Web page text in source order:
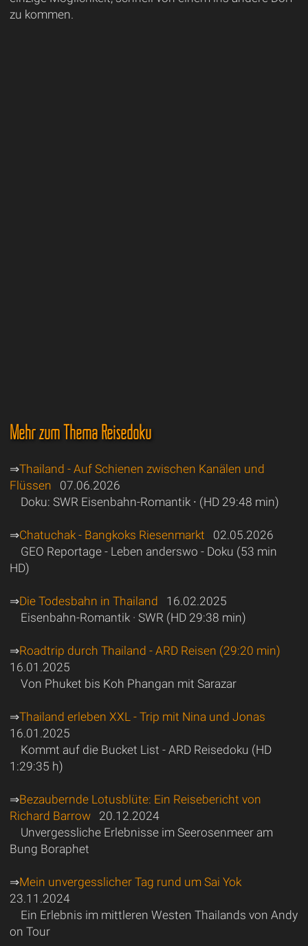
zu kommen.
Mehr zum Thema Reisedoku
⇒Thailand - Auf Schienen zwischen Kanälen und
Flüssen 07.06.2026
Doku: SWR Eisenbahn-Romantik ∙ (HD 29:48 min)
⇒Chatuchak - Bangkoks Riesenmarkt 02.05.2026
GEO Reportage - Leben anderswo - Doku (53 min
HD)
⇒Die Todesbahn in Thailand 16.02.2025
Eisenbahn-Romantik · SWR (HD 29:38 min)
⇒Roadtrip durch Thailand - ARD Reisen (29:20 min)
16.01.2025
Von Phuket bis Koh Phangan mit Sarazar
⇒Thailand erleben XXL - Trip mit Nina und Jonas
16.01.2025
Kommt auf die Bucket List - ARD Reisedoku (HD
1:29:35 h)
⇒Bezaubernde Lotusblüte: Ein Reisebericht von
Richard Barrow20.12.2024
Unvergessliche Erlebnisse im Seerosenmeer am
Bung Boraphet
⇒Mein unvergesslicher Tag rund um Sai Yok
23.11.2024
Ein Erlebnis im mittleren Westen Thailands von Andy
on Tour